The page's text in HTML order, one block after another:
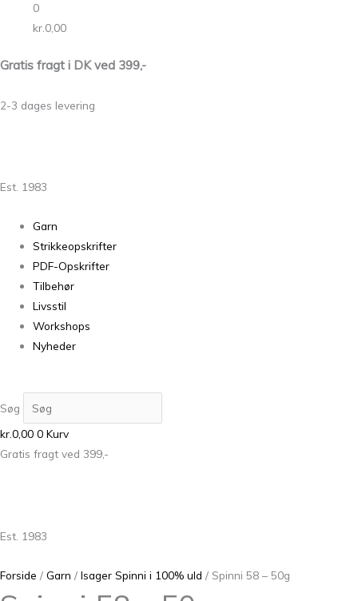
0
kr. 0,00
Gratis fragt i DK ved 399,-
2-3 dages levering
Est. 1983
Garn
Strikkeopskrifter
PDF-Opskrifter
Tilbehør
Livsstil
Workshops
Nyheder
Søg
kr.0,00 0 Kurv
Gratis fragt ved 399,-
Est. 1983
Forside / Garn / Isager Spinni i 100% uld / Spinni 58 – 50g